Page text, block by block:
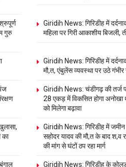
गुरु
Giridih News: गिरिडीह में
महिला पर गिरी आकाशीय बिजली,
Giridih News: गिरिडीह में
मौ,त, एंबुलेंस व्यवस्था पर उठे
Giridih News: चंडीगढ़ की तर्ज
28 एकड़ में विकसित होगा अनोखा
को मिलेगा बढ़ावा
का
Giridih News: गिरिडीह में
सहोदर यादव की मौ,त के बाद श,व
की मांग से घंटों ठप रहा मार्ग
Giridih News: गिरिडीह के